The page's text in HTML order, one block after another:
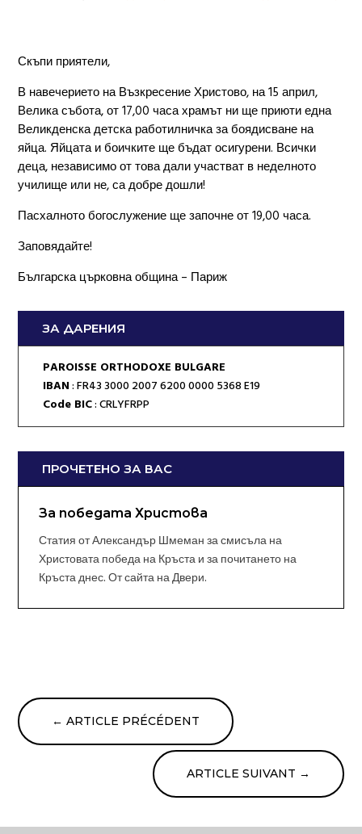
Скъпи приятели,
В навечерието на Възкресение Христово, на 15 април,
Велика събота, от 17,00 часа храмът ни ще приюти една
Великденска детска работилничка за боядисване на
яйца. Яйцата и боичките ще бъдат осигурени. Всички
деца, независимо от това дали участват в неделното
училище или не, са добре дошли!
Пасхалното богослужение ще започне от 19,00 часа.
Заповядайте!
Българска църковна община – Париж
ЗА ДАРЕНИЯ
PAROISSE ORTHODOXE BULGARE
IBAN : FR43 3000 2007 6200 0000 5368 E19
Code BIC: CRLYFRPP
ПРОЧЕТЕНО ЗА ВАС
За победата Христова
Статия от Александър Шмеман за смисъла на
Христовата победа на Кръста и за почитането на
Кръста днес. От сайта на Двери.
←ARTICLE PRÉCÉDENT
ARTICLE SUIVANT →